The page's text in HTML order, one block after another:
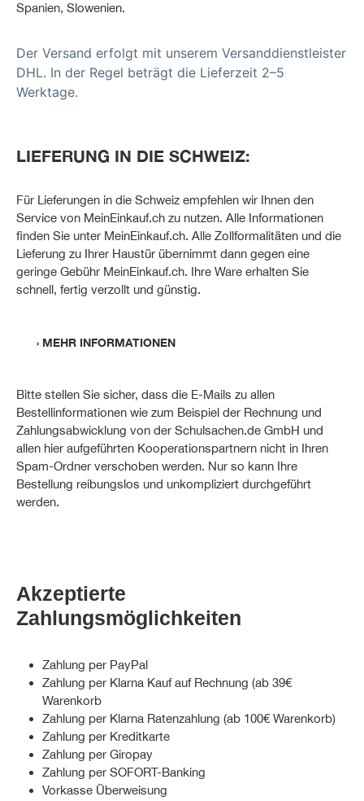
Spanien, Slowenien.
Der Versand erfolgt mit unserem Versanddienstleister
DHL. In der Regel beträgt die Lieferzeit 2–5
Werktage.
LIEFERUNG IN DIE SCHWEIZ:
Für Lieferungen in die Schweiz empfehlen wir Ihnen den
Service von MeinEinkauf.ch zu nutzen. Alle Informationen
finden Sie unter MeinEinkauf.ch. Alle Zollformalitäten und die
Lieferung zu Ihrer Haustür übernimmt dann gegen eine
geringe Gebühr MeinEinkauf.ch. Ihre Ware erhalten Sie
schnell, fertig verzollt und günstig.
› MEHR INFORMATIONEN
Bitte stellen Sie sicher, dass die E-Mails zu allen
Bestellinformationen wie zum Beispiel der Rechnung und
Zahlungsabwicklung von der Schulsachen.de GmbH und
allen hier aufgeführten Kooperationspartnern nicht in Ihren
Spam-Ordner verschoben werden. Nur so kann Ihre
Bestellung reibungslos und unkompliziert durchgeführt
werden.
Akzeptierte
Zahlungsmöglichkeiten
Zahlung per PayPal
Zahlung per Klarna Kauf auf Rechnung (ab 39€
Warenkorb
Zahlung per Klarna Ratenzahlung (ab 100€ Warenkorb)
Zahlung per Kreditkarte
Zahlung per Giropay
Zahlung per SOFORT-Banking
Vorkasse Überweisung